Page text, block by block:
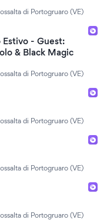
di Portogruaro (VE)
- Guest:
& Black Magic
di Portogruaro (VE)
di Portogruaro (VE)
di Portogruaro (VE)
di Portogruaro (VE)